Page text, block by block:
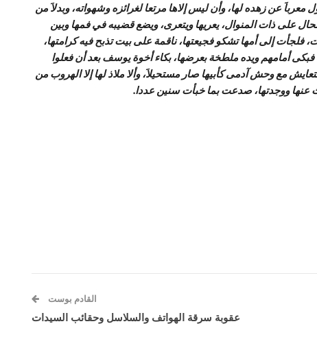
عن زهده لها، وأن ليس إلاها مرتعا لغرائزه وشهواته، وبدلاَ من
على ذات المنوال، يعريها ويتعرى، ويضع قضيبه في فمها وبين
إلى أمها تشكو فجيعتها، ناقمة على بيت تذبح فيه كرامتها،
فبكى أمامهم ويده ملطخة بعرضها، بكاء أخوة يوسف بعد أن فعلوا
مع وحش آدمى كأبيها صار مستحيلاَ، وألا ملاذ لها إلا الهروب من
عنها ووجدتها، صدعت بما خبأت سنين عددا.
القادم بوست
عقوبة سرقة الهواتف والسلاسل وحقائب السيدات